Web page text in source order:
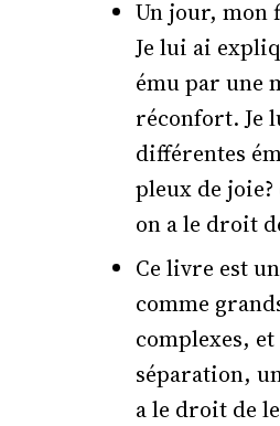
Un jour, mon
Je lui ai
ému par une
réconfort. Je
différentes
pleux de
on a le droit
Ce livre est
comme
complexes,
séparation,
a le droit de